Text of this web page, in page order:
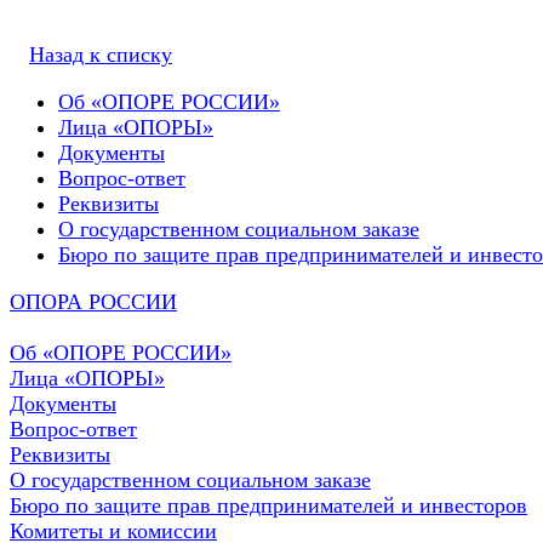
Назад к списку
Об «ОПОРЕ РОССИИ»
Лица «ОПОРЫ»
Документы
Вопрос-ответ
Реквизиты
О государственном социальном заказе
Бюро по защите прав предпринимателей и
ОПОРА РОССИИ
Об «ОПОРЕ РОССИИ»
Лица «ОПОРЫ»
Документы
Вопрос-ответ
Реквизиты
О государственном социальном заказе
Бюро по защите прав предпринимателей и инвесторов
Комитеты и комиссии